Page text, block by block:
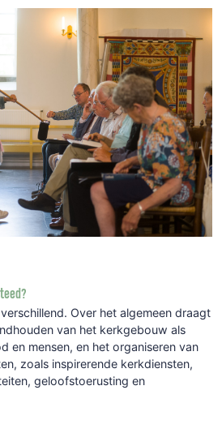
Over het algemeen draagt
van het kerkgebouw als
en mensen, en het organiseren van
zoals inspirerende kerkdiensten,
geloofstoerusting en